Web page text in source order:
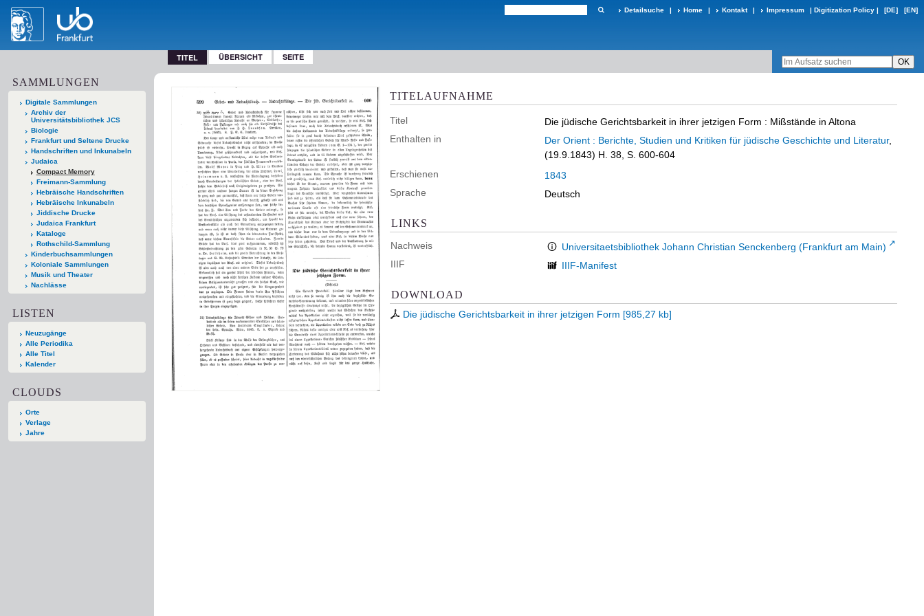
Detailsuche | Home | Kontakt | Impressum | Digitization Policy | [DE] [EN]
TITEL ÜBERSICHT SEITE
SAMMLUNGEN
Digitale Sammlungen
Archiv der
Universitätsbibliothek JCS
Biologie
Frankfurt und Seltene Drucke
Handschriften und Inkunabeln
Judaica
Compact Memory
Freimann-Sammlung
Hebräische Handschriften
Hebräische Inkunabeln
Jiddische Drucke
Judaica Frankfurt
Kataloge
Rothschild-Sammlung
Kinderbuchsammlungen
Koloniale Sammlungen
Musik und Theater
Nachlässe
LISTEN
Neuzugänge
Alle Periodika
Alle Titel
Kalender
CLOUDS
Orte
Verlage
Jahre
TITELAUFNAHME
Titel Die jüdische Gerichtsbarkeit in ihrer jetzigen Form : Mißstände in Altona
Enthalten in
Der Orient : Berichte, Studien und Kritiken für jüdische Geschichte und Literatur,
(19.9.1843) H. 38, S. 600-604
Erschienen
1843
Sprache
Deutsch
LINKS
Nachweis
Universitaetsbibliothek Johann Christian Senckenberg (Frankfurt am Main)
IIIF
IIIF-Manifest
DOWNLOAD
Die jüdische Gerichtsbarkeit in ihrer jetzigen Form [985,27 kb]